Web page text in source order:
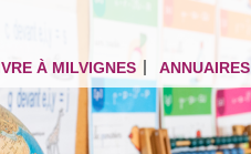
À MILVIGNES ANNUAIRES